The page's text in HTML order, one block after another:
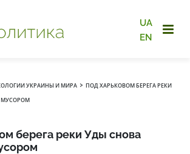
UA
EN
УКРАИНЫ И МИРА › ПОД ХАРЬКОВОМ БЕРЕГА РЕКИ
МУСОРОМ
берега реки Уды снова